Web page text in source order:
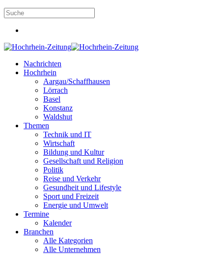
Nachrichten
Hochrhein
Aargau/Schaffhausen
Lörrach
Basel
Konstanz
Waldshut
Themen
Technik und IT
Wirtschaft
Bildung und Kultur
Gesellschaft und Religion
Politik
Reise und Verkehr
Gesundheit und Lifestyle
Sport und Freizeit
Energie und Umwelt
Termine
Kalender
Branchen
Alle Kategorien
Alle Unternehmen